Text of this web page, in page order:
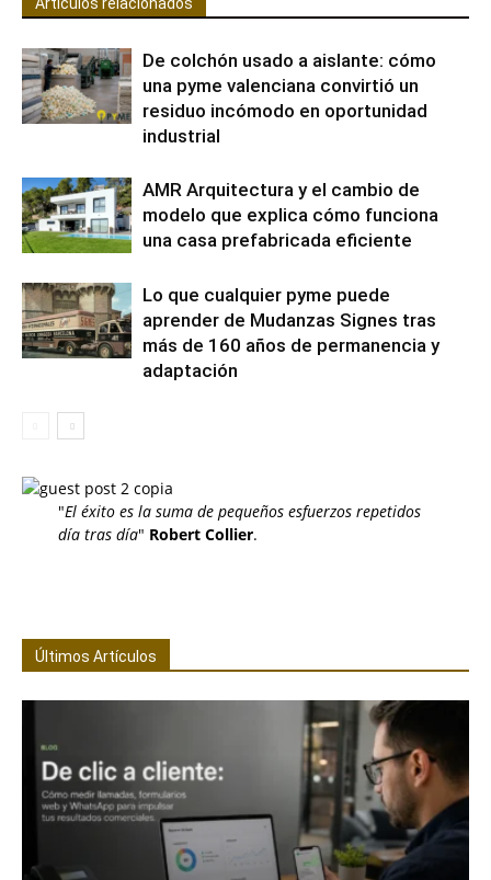
De colchón usado a aislante: cómo
una pyme valenciana convirtió un
residuo incómodo en oportunidad
industrial
AMR Arquitectura y el cambio de
modelo que explica cómo funciona
una casa prefabricada eficiente
Lo que cualquier pyme puede
aprender de Mudanzas Signes tras
más de 160 años de permanencia y
adaptación
"El éxito es la suma de pequeños esfuerzos repetidos
día tras día" Robert Collier.
Últimos Artículos